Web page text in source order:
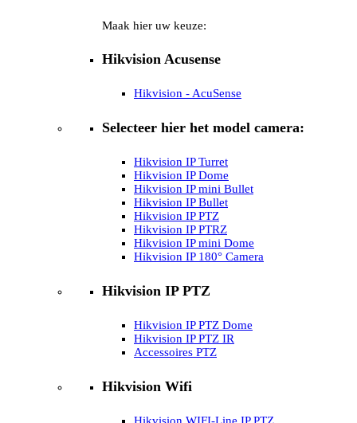
Maak hier uw keuze:
Hikvision Acusense
Hikvision - AcuSense
Selecteer hier het model camera:
Hikvision IP Turret
Hikvision IP Dome
Hikvision IP mini Bullet
Hikvision IP Bullet
Hikvision IP PTZ
Hikvision IP PTRZ
Hikvision IP mini Dome
Hikvision IP 180° Camera
Hikvision IP PTZ
Hikvision IP PTZ Dome
Hikvision IP PTZ IR
Accessoires PTZ
Hikvision Wifi